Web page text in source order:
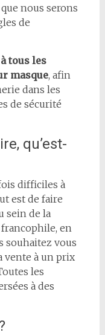
nous serons
de
tous les
masque, afin
dans les
de sécurité
qu’est-
difficiles à
est de faire
sein de la
en
souhaitez vous
vente à un prix
les
à des